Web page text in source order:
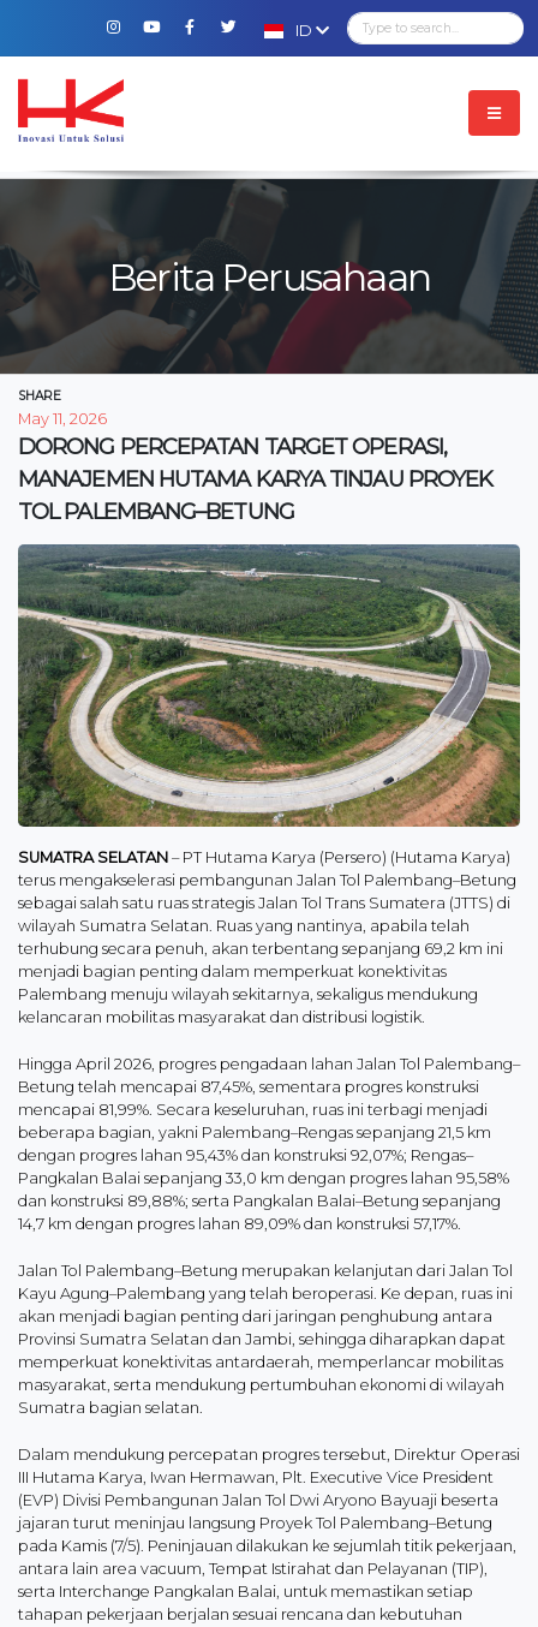
ID
Berita Perusahaan
SHARE
May 11, 2026
DORONG PERCEPATAN TARGET OPERASI,
MANAJEMEN HUTAMA KARYA TINJAU PROYEK
TOL PALEMBANG–BETUNG
SUMATRA SELATAN – PT Hutama Karya (Persero) (Hutama Karya)
terus mengakselerasi pembangunan Jalan Tol Palembang–Betung
sebagai salah satu ruas strategis Jalan Tol Trans Sumatera (JTTS) di
wilayah Sumatra Selatan. Ruas yang nantinya, apabila telah
terhubung secara penuh, akan terbentang sepanjang 69,2 km ini
menjadi bagian penting dalam memperkuat konektivitas
Palembang menuju wilayah sekitarnya, sekaligus mendukung
kelancaran mobilitas masyarakat dan distribusi logistik.
Hingga April 2026, progres pengadaan lahan Jalan Tol Palembang–
Betung telah mencapai 87,45%, sementara progres konstruksi
mencapai 81,99%. Secara keseluruhan, ruas ini terbagi menjadi
beberapa bagian, yakni Palembang–Rengas sepanjang 21,5 km
dengan progres lahan 95,43% dan konstruksi 92,07%; Rengas–
Pangkalan Balai sepanjang 33,0 km dengan progres lahan 95,58%
dan konstruksi 89,88%; serta Pangkalan Balai–Betung sepanjang
14,7 km dengan progres lahan 89,09% dan konstruksi 57,17%.
Jalan Tol Palembang–Betung merupakan kelanjutan dari Jalan Tol
Kayu Agung–Palembang yang telah beroperasi. Ke depan, ruas ini
akan menjadi bagian penting dari jaringan penghubung antara
Provinsi Sumatra Selatan dan Jambi, sehingga diharapkan dapat
memperkuat konektivitas antardaerah, memperlancar mobilitas
masyarakat, serta mendukung pertumbuhan ekonomi di wilayah
Sumatra bagian selatan.
Dalam mendukung percepatan progres tersebut, Direktur Operasi
III Hutama Karya, Iwan Hermawan, Plt. Executive Vice President
(EVP) Divisi Pembangunan Jalan Tol Dwi Aryono Bayuaji beserta
jajaran turut meninjau langsung Proyek Tol Palembang–Betung
pada Kamis (7/5). Peninjauan dilakukan ke sejumlah titik pekerjaan,
antara lain area vacuum, Tempat Istirahat dan Pelayanan (TIP),
serta Interchange Pangkalan Balai, untuk memastikan setiap
tahapan pekerjaan berjalan sesuai rencana dan kebutuhan